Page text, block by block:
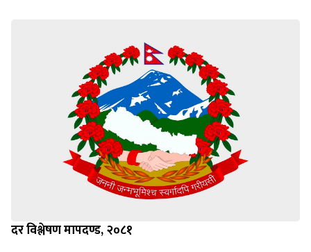
दर विश्लेषण मापदण्ड, २०८१